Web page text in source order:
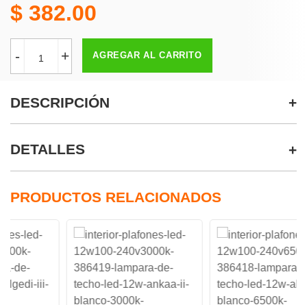
382.00
- + AGREGAR AL CARRITO
DESCRIPCIÓN
DETALLES
PRODUCTOS RELACIONADOS